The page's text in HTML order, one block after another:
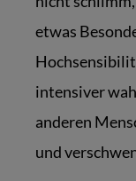
etwas
intensiver
anderen
und